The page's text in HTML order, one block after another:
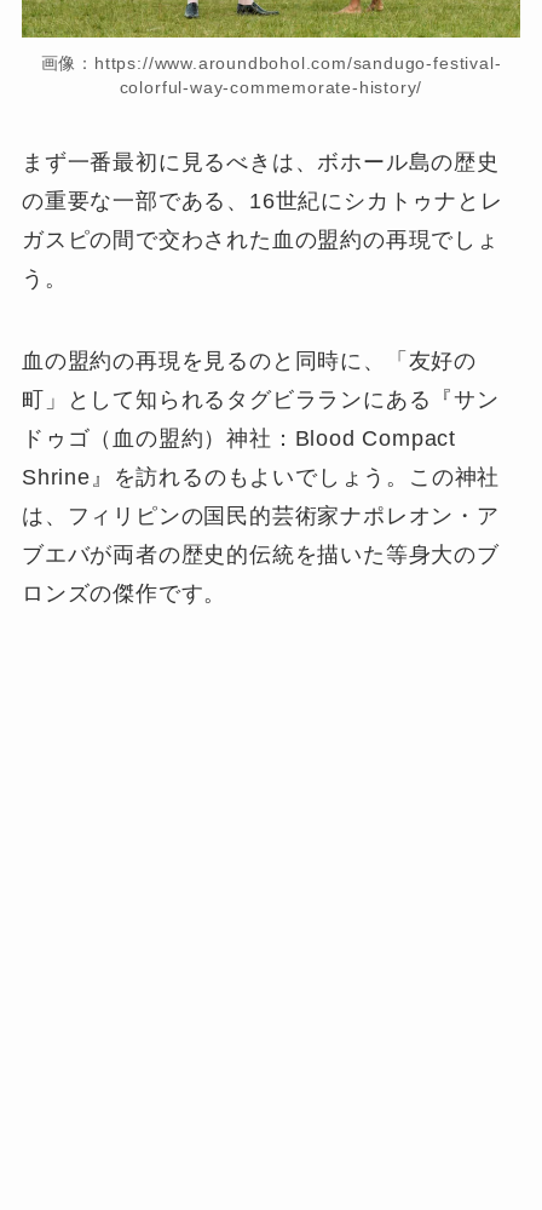
画像：https://www.aroundbohol.com/sandugo-festival-
colorful-way-commemorate-history/
まず一番最初に見るべきは、ボホール島の歴史
の重要な一部である、16世紀にシカトゥナとレ
ガスピの間で交わされた血の盟約の再現でしょ
う。
血の盟約の再現を見るのと同時に、「友好の
町」として知られるタグビラランにある『サン
ドゥゴ（血の盟約）神社：Blood Compact
Shrine』を訪れるのもよいでしょう。この神社
は、フィリピンの国民的芸術家ナポレオン・ア
ブエバが両者の歴史的伝統を描いた等身大のブ
ロンズの傑作です。